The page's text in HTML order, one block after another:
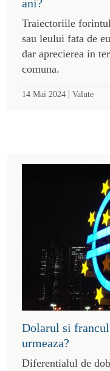
ani?
Traiectoriile
sau leului fata de
dar aprecierea in
comuna.
14 Mai 2024 | Valute
Dolarul si francul
urmeaza?
Diferentialul de